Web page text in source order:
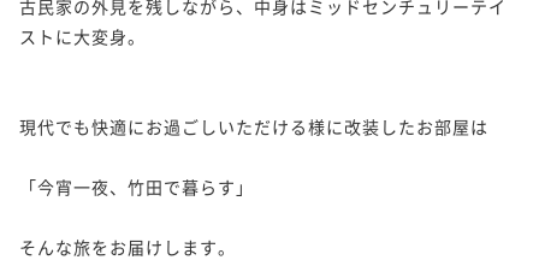
古民家の外見を残しながら、中身はミッドセンチュリーテイ
ストに大変身。
現代でも快適にお過ごしいただける様に改装したお部屋は
「今宵一夜、竹田で暮らす」
そんな旅をお届けします。